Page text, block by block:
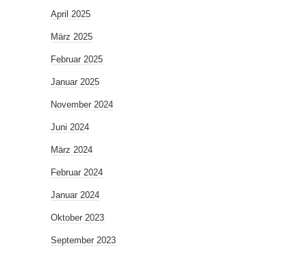
April 2025
März 2025
Februar 2025
Januar 2025
November 2024
Juni 2024
März 2024
Februar 2024
Januar 2024
Oktober 2023
September 2023